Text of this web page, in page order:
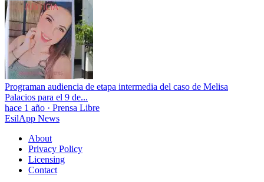
Programan audiencia de etapa intermedia del caso de Melisa
Palacios para el 9 de...
hace 1 año · Prensa Libre
EsilApp News
About
Privacy Policy
Licensing
Contact